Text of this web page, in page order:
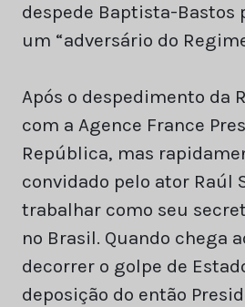
despede Baptista-Bastos
um “adversário do
Após o despedimento da
com a Agence France
República, mas
convidado pelo ator Raúl
trabalhar como seu
no Brasil. Quando chega
decorrer o golpe de
deposição do então